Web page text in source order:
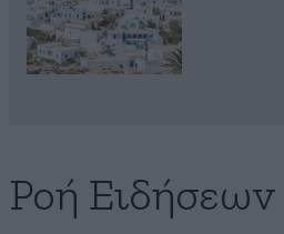
Ροή Ειδήσεων